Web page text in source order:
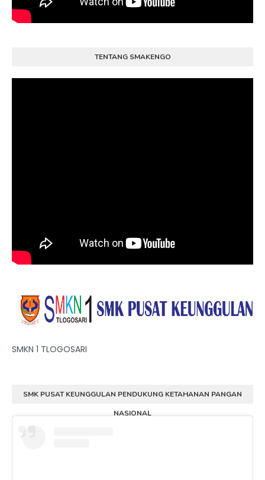
TENTANG SMAKENGO
SMKN 1 TLOGOSARI
SMK PUSAT KEUNGGULAN PENDUKUNG KETAHANAN PANGAN
NASIONAL